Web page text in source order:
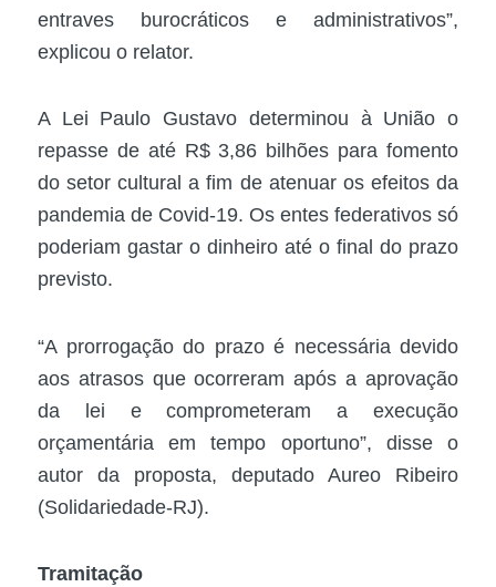
entraves burocráticos e administrativos”,
explicou o relator.
A Lei Paulo Gustavo determinou à União o
repasse de até R$ 3,86 bilhões para fomento
do setor cultural a fim de atenuar os efeitos da
pandemia de Covid-19. Os entes federativos só
poderiam gastar o dinheiro até o final do prazo
previsto.
“A prorrogação do prazo é necessária devido
aos atrasos que ocorreram após a aprovação
da lei e comprometeram a execução
orçamentária em tempo oportuno”, disse o
autor da proposta, deputado Aureo Ribeiro
(Solidariedade-RJ).
Tramitação